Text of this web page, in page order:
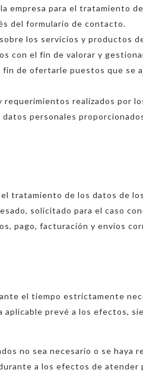
empresa para el tratamiento
del formulario de contacto.
los servicios y productos
con el fin de valorar y
fin de ofertarle puestos que se
realizados por
personales
tratamiento de los datos de
solicitado para el caso
pago, facturación y envíos
el tiempo estrictamente
aplicable prevé a los efectos,
no sea necesario o se
a los efectos de